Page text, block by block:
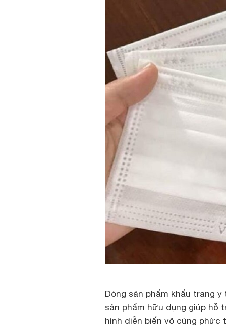
Dòng sản phẩm khẩu trang
sản phẩm hữu dụng giúp
hình diễn biến vô cùng phức